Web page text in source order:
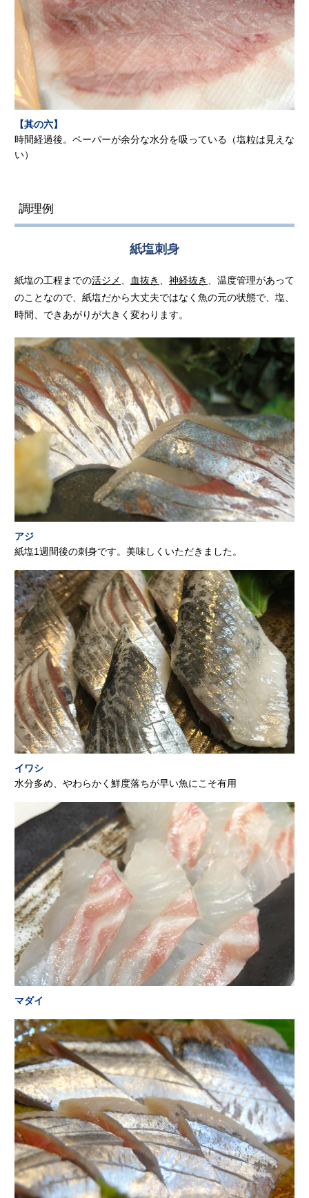
【其の六】
時間経過後。ペーパーが余分な水分を吸っている（塩粒は見えな
い）
調理例
紙塩刺身
紙塩の工程までの活ジメ、 血抜き 、 神経抜き 、温度管理があって
のことなので、紙塩だから大丈夫ではなく魚の元の状態で、塩、
時間、できあがりが大きく変わります。
アジ
紙塩1週間後の刺身です。美味しくいただきました。
イワシ
水分多め、やわらかく鮮度落ちが早い魚にこそ有用
マダイ